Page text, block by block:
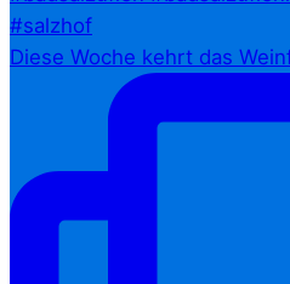
Diese Woche kehrt das